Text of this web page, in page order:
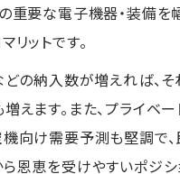
重要な電子機器・装備を
リットです。
どの納入数が増えれば、
えます。また、プライベ
向け需要予測も堅調で
恩恵を受けやすいポジシ